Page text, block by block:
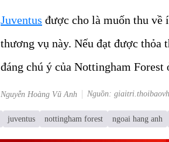
Juventus được cho là muốn thu về
thương vụ này. Nếu đạt được thỏa
đáng chú ý của Nottingham
Nguyễn Hoàng Vũ Anh Nguồn:
juventus nottingham forest ngoai hang anh